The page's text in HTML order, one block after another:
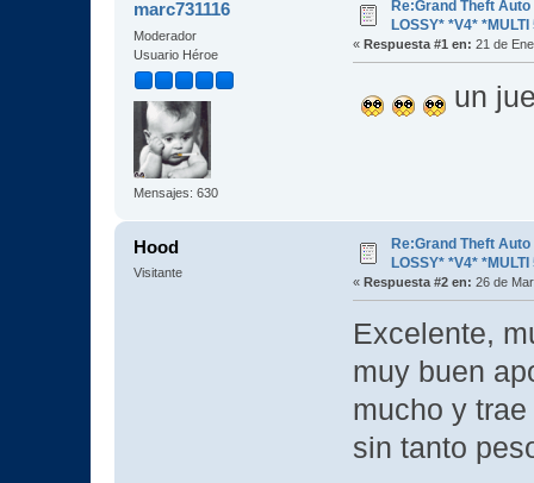
marc731116
Moderador
Usuario Héroe
Mensajes: 630
Re:Grand Theft
LOSSY* *V4*
« Respuesta #1 en: 21 de
un
Hood
Visitante
Re:Grand Theft
LOSSY* *V4*
« Respuesta #2 en: 26 de
Excelente,
muy buen
mucho y
sin tanto